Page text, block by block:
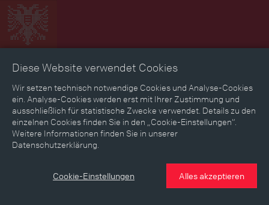
Zeitbild Zeitreise Landkarte Erinnerungen
Mediathek Textmodus
Medium
Diese Website verwendet Cookies
Wir setzen technisch notwendige Cookies und Analyse-Cookies
ein. Analyse-Cookies werden erst mit Ihrer Zustimmung und
ausschließlich für statistische Zwecke verwendet. Details zu den
einzelnen Cookies finden Sie in den „Cookie-Einstellungen“.
Weitere Informationen finden Sie in unserer
Datenschutzerklärung.
Cookie-Einstellungen Alles akzeptieren